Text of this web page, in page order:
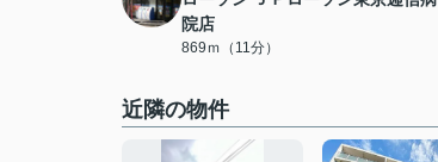
院店
869ｍ（11分）
近隣の物件